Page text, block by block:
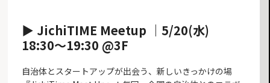
▶︎ JichiTIME Meetup ｜5/20(水)
18:30〜19:30 @3F
自治体とスタートアップが出会う、新しいきっかけの場